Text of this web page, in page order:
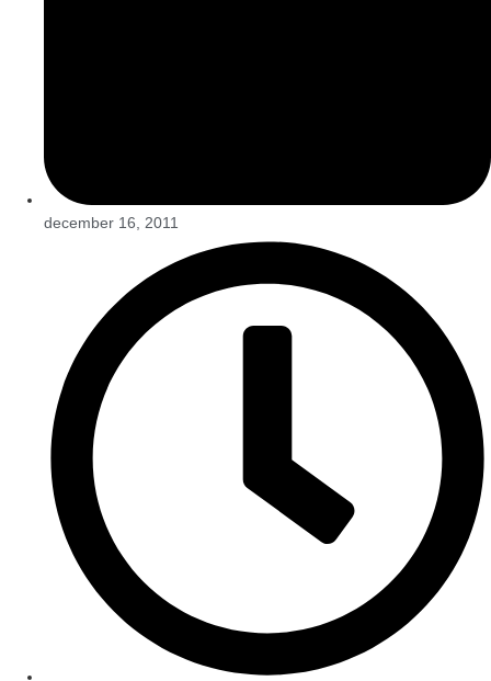
december 16, 2011